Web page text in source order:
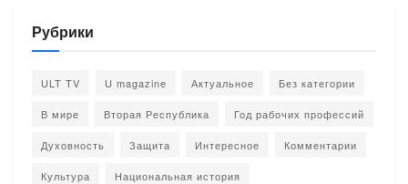
Рубрики
ULT TV U magazine Актуальное Без категории
В мире Вторая Республика Год рабочих профессий
Духовность Защита Интересное Комментарии
Культура Национальная история